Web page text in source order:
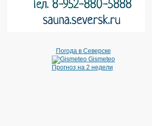
Погода в Северске
Gismeteo
Прогноз на 2 недели